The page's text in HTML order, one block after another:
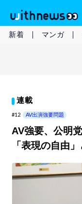
新着 マンガ
連載
#12 AV出演強要問題
AV強要、公明
「表現の自由